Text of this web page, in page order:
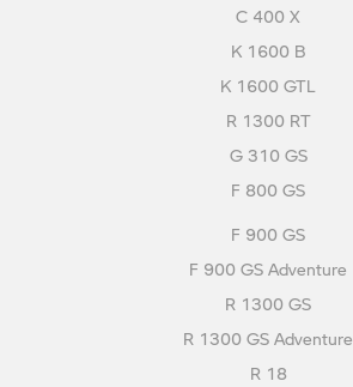
C 400 X
K 1600 B
K 1600 GTL
R 1300 RT
G 310 GS
F 800 GS
F 900 GS
F 900 GS Adventure
R 1300 GS
R 1300 GS Adventure
R 18